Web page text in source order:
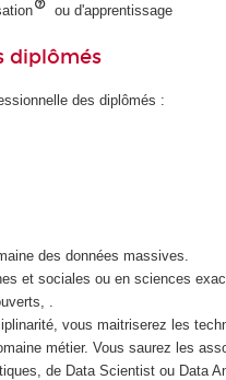
ou d'apprentissage
diplômés
des diplômés :
des données massives.
et sociales ou en sciences
.
vous maitriserez les
métier. Vous saurez les
de Data Scientist ou Data